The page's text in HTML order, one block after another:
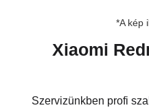
*A kép
Xiaomi
Szervizünkben profi